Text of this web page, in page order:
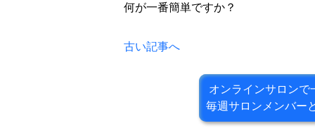
何が一番簡単ですか？
古い記事へ
オンラインサロンで
毎週サロンメンバー